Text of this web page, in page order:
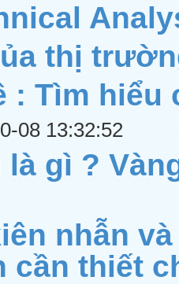
thị
: Tìm
08 13:32:52
gì ?
nhẫn
cần thiết